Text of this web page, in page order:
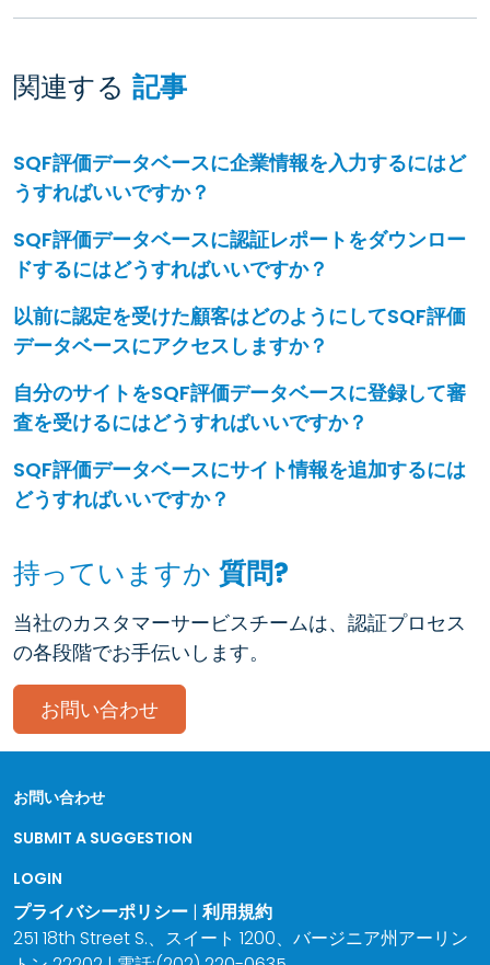
持っていますか 質問?
当社のカスタマーサービスチームは、認証プロセス
の各段階でお手伝いします。
お問い合わせ
関連する 記事
SQF評価データベースに企業情報を入力するにはど
うすればいいですか？
SQF評価データベースに認証レポートをダウンロー
ドするにはどうすればいいですか？
以前に認定を受けた顧客はどのようにしてSQF評価
データベースにアクセスしますか？
自分のサイトをSQF評価データベースに登録して審
査を受けるにはどうすればいいですか？
SQF評価データベースにサイト情報を追加するには
どうすればいいですか？
お問い合わせ
SUBMIT A SUGGESTION
LOGIN
プライバシーポリシー | 利用規約
251 18th Street S.、スイート 1200、バージニア州アーリン